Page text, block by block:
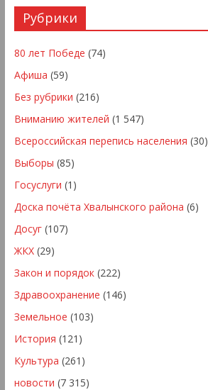
Рубрики
80 лет Победе (74)
Афиша (59)
Без рубрики (216)
Вниманию жителей (1 547)
Всероссийская перепись населения (30)
Выборы (85)
Госуслуги (1)
Доска почёта Хвалынского района (6)
Досуг(107)
ЖКХ(29)
Закон и порядок(222)
Здравоохранение (146)
Земельное (103)
История (121)
Культура (261)
новости (7 315)